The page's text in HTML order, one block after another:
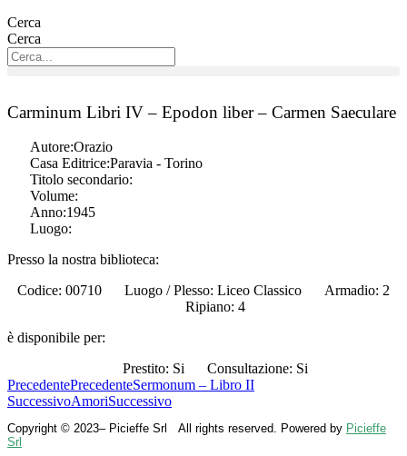
Cerca
Cerca
Carminum Libri IV – Epodon liber – Carmen Saeculare
Autore:Orazio
Casa Editrice:Paravia - Torino
Titolo secondario:
Volume:
Anno:1945
Luogo:
Presso la nostra biblioteca:
Codice: 00710
Luogo / Plesso: Liceo Classico
Armadio: 2
Ripiano: 4
è disponibile per:
Prestito: Si
Consultazione: Si
PrecedentePrecedenteSermonum – Libro II
SuccessivoAmoriSuccessivo
Copyright © 2023– Picieffe Srl All rights reserved. Powered by Picieffe
Srl